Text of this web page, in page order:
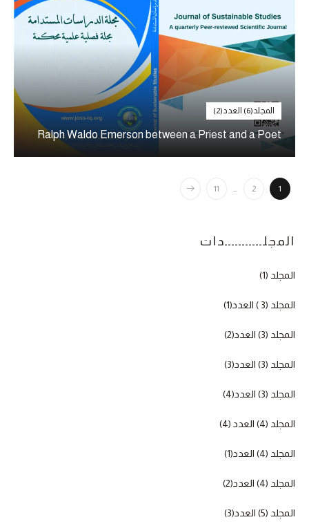
المجلـــــــــــدات
المجلد (1)
المجلد (3 ) العدد(1)
المجلد (3) العدد(2)
المجلد (3) العدد(3)
المجلد (3) العدد(4)
المجلد (4) العدد (4)
المجلد (4) العدد(1)
المجلد (4) العدد(2)
المجلد (5) العدد(3)
المجلد(6) العدد(2)
Ralph Waldo Emerson between a Priest and a Poet
1
2
11